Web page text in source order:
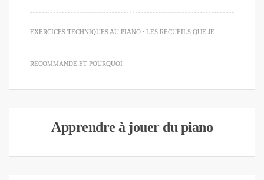
EXERCICES TECHNIQUES AU PIANO : LES RECUEILS QUE JE
RECOMMANDE ET POURQUOI
Apprendre à jouer du piano